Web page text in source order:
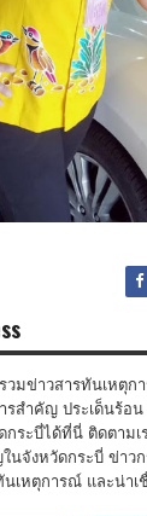
วมข่าวสารทันเหตุก
รสำคัญ ประเด็นร้อน
กระบี่ได้ที่นี่ ติดตามเ
นจังหวัดกระบี่ ข่าว
เหตุการณ์ และน่าเ